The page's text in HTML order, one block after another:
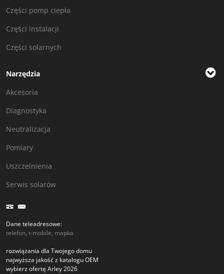
Części pomp ciepła
Części instalacji
Części solarnych
Narzędzia
Akcesoria
Diagnostyka
Neutralizacja
Pomiary
Uszczelnienia
Serwis solarów
Dane teleadresowe:
telefon, t-mobile, mapka
rozwiązania dla Twojego domu
najwyższa jakość z katalogu OEM
wybierz ofertę Arley 2026